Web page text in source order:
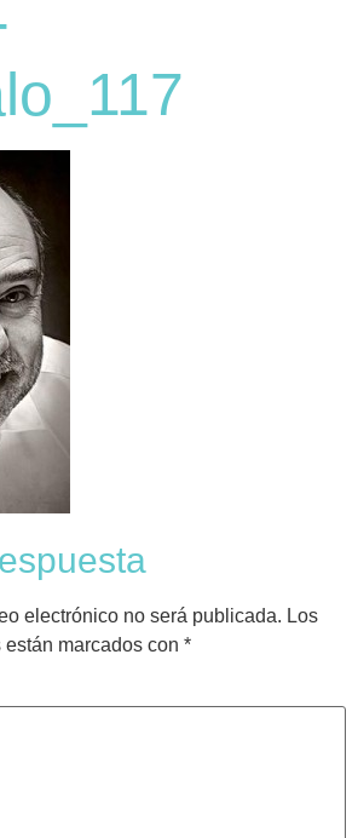
electrónico no será publicada. Los
marcados con *